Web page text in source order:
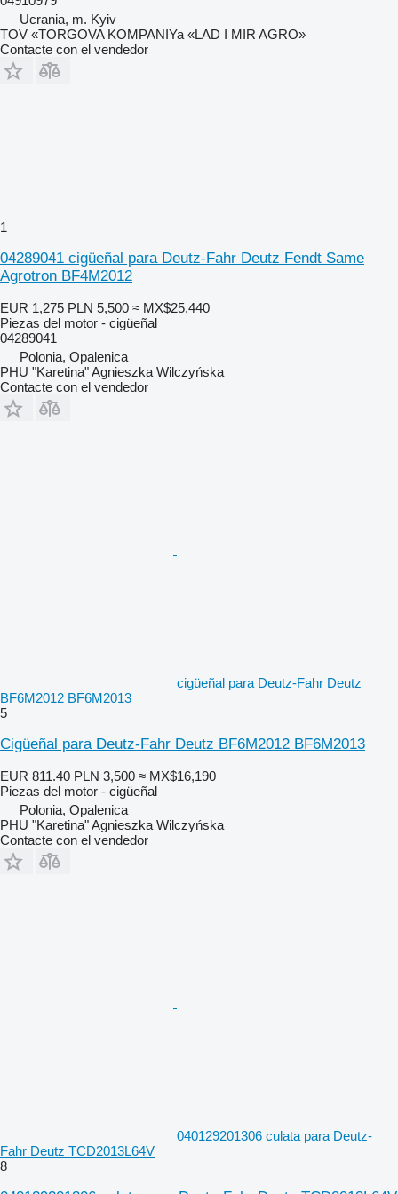
Ucrania, m. Kyiv
TOV «TORGOVA KOMPANIYa «LAD I MIR AGRO»
Contacte con el vendedor
1
04289041 cigüeñal para Deutz-Fahr Deutz Fendt Same
Agrotron BF4M2012
EUR 1,275 PLN 5,500 ≈ MX$25,440
Piezas del motor - cigüeñal
04289041
Polonia, Opalenica
PHU "Karetina" Agnieszka Wilczyńska
Contacte con el vendedor
cigüeñal para Deutz-Fahr Deutz
BF6M2012 BF6M2013
5
Cigüeñal para Deutz-Fahr Deutz BF6M2012 BF6M2013
EUR 811.40 PLN 3,500 ≈ MX$16,190
Piezas del motor - cigüeñal
Polonia, Opalenica
PHU "Karetina" Agnieszka Wilczyńska
Contacte con el vendedor
040129201306 culata para Deutz-
Fahr Deutz TCD2013L64V
8